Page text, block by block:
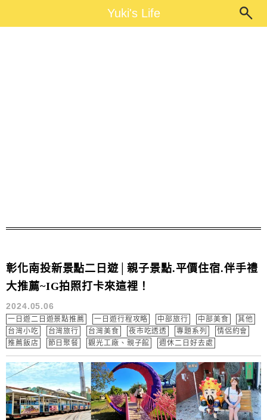
Yuki's LifeYuki's Life
彰化南投新景點二日遊│親子景點.平價住宿.伴手禮
大推薦~IG拍照打卡來這裡！
2024.05.06
一日遊二日遊景點推薦 一日遊行程攻略 中部旅行 中部美食
其他
台灣小吃
台灣旅行 台灣美食 夜市吃透透 專題系列
情侶約會
推薦飯店
節日聚餐 觀光工廠、親子館 週休二日好去處